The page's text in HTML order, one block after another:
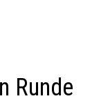
Runde